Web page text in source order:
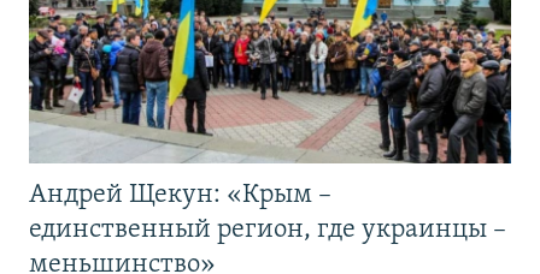
Андрей Щекун: «Крым –
единственный регион, где украинцы –
меньшинство»